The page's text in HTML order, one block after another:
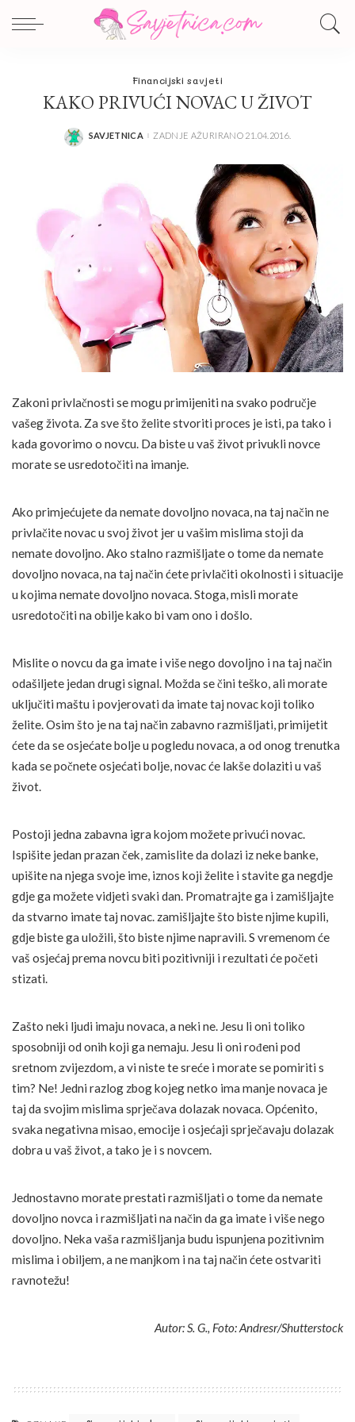
Financijski savjeti
KAKO PRIVUĆI NOVAC U ŽIVOT
POSTED
SAVJETNICA ZADNJE AŽURIRANO 21.04.2016.
Zakoni privlačnosti se mogu primijeniti na svako područje
vašeg života. Za sve što želite stvoriti proces je isti, pa tako i
kada govorimo o novcu. Da biste u vaš život privukli novce
morate se usredotočiti na imanje.
Ako primjećujete da nemate dovoljno novaca, na taj način ne
privlačite novac u svoj život jer u vašim mislima stoji da
nemate dovoljno. Ako stalno razmišljate o tome da nemate
dovoljno novaca, na taj način ćete privlačiti okolnosti i situacije
u kojima nemate dovoljno novaca. Stoga, misli morate
usredotočiti na obilje kako bi vam ono i došlo.
Mislite o novcu da ga imate i više nego dovoljno i na taj način
odašiljete jedan drugi signal. Možda se čini teško, ali morate
uključiti maštu i povjerovati da imate taj novac koji toliko
želite. Osim što je na taj način zabavno razmišljati, primijetit
ćete da se osjećate bolje u pogledu novaca, a od onog trenutka
kada se počnete osjećati bolje, novac će lakše dolaziti u vaš
život.
Postoji jedna zabavna igra kojom možete privući novac.
Ispišite jedan prazan ček, zamislite da dolazi iz neke banke,
upišite na njega svoje ime, iznos koji želite i stavite ga negdje
gdje ga možete vidjeti svaki dan. Promatrajte ga i zamišljajte
da stvarno imate taj novac. zamišljajte što biste njime kupili,
gdje biste ga uložili, što biste njime napravili. S vremenom će
vaš osjećaj prema novcu biti pozitivniji i rezultati će početi
stizati.
Zašto neki ljudi imaju novaca, a neki ne. Jesu li oni toliko
sposobniji od onih koji ga nemaju. Jesu li oni rođeni pod
sretnom zvijezdom, a vi niste te sreće i morate se pomiriti s
tim? Ne! Jedni razlog zbog kojeg netko ima manje novaca je
taj da svojim mislima sprječava dolazak novaca. Općenito,
svaka negativna misao, emocije i osjećaji sprječavaju dolazak
dobra u vaš život, a tako je i s novcem.
Jednostavno morate prestati razmišljati o tome da nemate
dovoljno novca i razmišljati na način da ga imate i više nego
dovoljno. Neka vaša razmišljanja budu ispunjena pozitivnim
mislima i obiljem, a ne manjkom i na taj način ćete ostvariti
ravnotežu!
Autor: S. G., Foto: Andresr/Shutterstock